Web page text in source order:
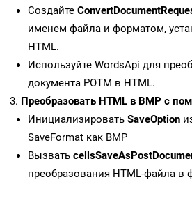
Создайте
именем файла и форматом,
HTML.
Используйте WordsApi для
документа POTM в HTML.
Преобразовать HTML в BMP с
Инициализировать SaveOption
SaveFormat как BMP
Вызвать
преобразования HTML-файла в